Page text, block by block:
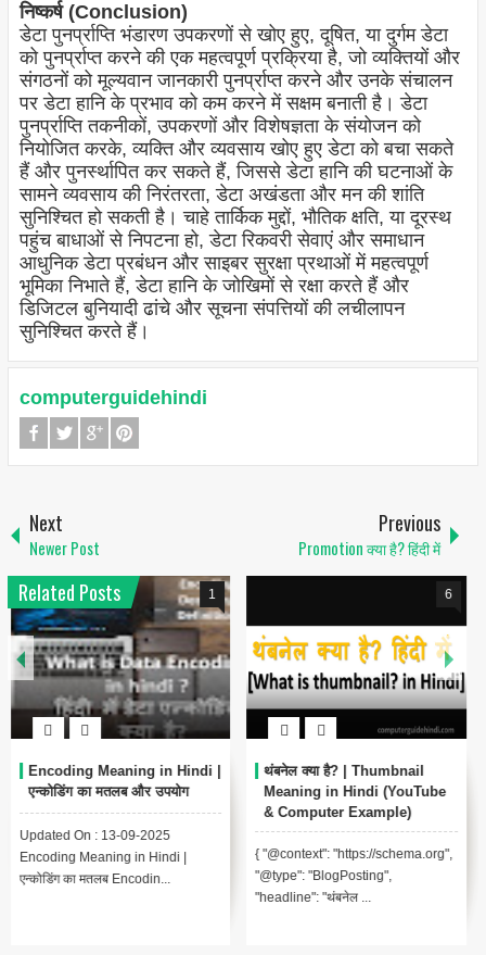
निष्कर्ष (Conclusion)
डेटा पुनर्प्राप्ति भंडारण उपकरणों से खोए हुए, दूषित, या दुर्गम डेटा
को पुनर्प्राप्त करने की एक महत्वपूर्ण प्रक्रिया है, जो व्यक्तियों और
संगठनों को मूल्यवान जानकारी पुनर्प्राप्त करने और उनके संचालन
पर डेटा हानि के प्रभाव को कम करने में सक्षम बनाती है। डेटा
पुनर्प्राप्ति तकनीकों, उपकरणों और विशेषज्ञता के संयोजन को
नियोजित करके, व्यक्ति और व्यवसाय खोए हुए डेटा को बचा सकते
हैं और पुनर्स्थापित कर सकते हैं, जिससे डेटा हानि की घटनाओं के
सामने व्यवसाय की निरंतरता, डेटा अखंडता और मन की शांति
सुनिश्चित हो सकती है। चाहे तार्किक मुद्दों, भौतिक क्षति, या दूरस्थ
पहुंच बाधाओं से निपटना हो, डेटा रिकवरी सेवाएं और समाधान
आधुनिक डेटा प्रबंधन और साइबर सुरक्षा प्रथाओं में महत्वपूर्ण
भूमिका निभाते हैं, डेटा हानि के जोखिमों से रक्षा करते हैं और
डिजिटल बुनियादी ढांचे और सूचना संपत्तियों की लचीलापन
सुनिश्चित करते हैं।
computerguidehindi
Next
Newer Post
Previous
Promotion क्या है? हिंदी में
Related Posts 1
Encoding Meaning in Hindi |
एन्कोडिंग का मतलब और उपयोग
Updated On : 13-09-2025
Encoding Meaning in Hindi |
एन्कोडिंग का मतलब Encodin...
6
थंबनेल क्या है? | Thumbnail
Meaning in Hindi (YouTube
& Computer Example)
{ "@context": "https://schema.org",
"@type": "BlogPosting",
"headline": "थंबनेल ...